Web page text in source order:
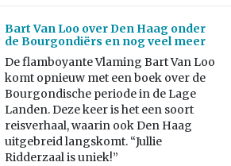
Bart Van Loo over Den Haag onder
de Bourgondiërs en nog veel meer
De flamboyante Vlaming Bart Van Loo
komt opnieuw met een boek over de
Bourgondische periode in de Lage
Landen. Deze keer is het een soort
reisverhaal, waarin ook Den Haag
uitgebreid langskomt. “Jullie
Ridderzaal is uniek!”